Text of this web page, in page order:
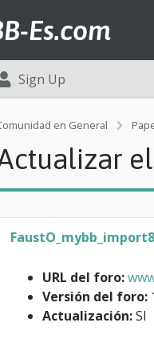
Es.com
Sign Up
en General
URL del foro:
Versión del foro:
Actualización:SI